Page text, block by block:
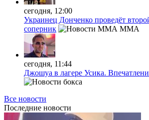
сегодня, 12:00
Украинец Донченко проведёт
соперник
MMA
сегодня, 11:44
Джошуа в лагере Усика.
Все новости
Последние новости